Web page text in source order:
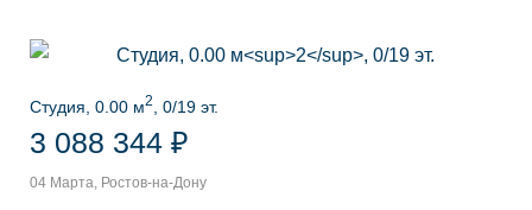
Студия, 0.00 м2 , 0/19 эт.
3 088 344 ₽
04 Марта, Ростов-на-Дону